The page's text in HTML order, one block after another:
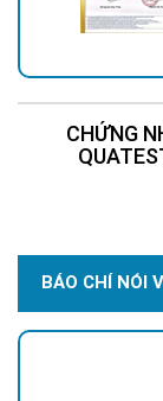
CHỨNG
BÁO CHÍ NÓI